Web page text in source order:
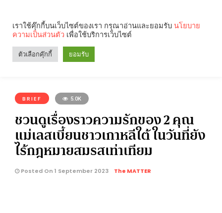
Search
BRIEF 5.0K
ชวนดูเรื่องราวความรักของ 2 คุณ
แม่เลสเบี้ยนชาวเกาหลีใต้ ในวันที่ยัง
ไร้กฎหมายสมรสเท่าเทียม
Posted On 1 September 2023 The MATTER
เราใช้คุ๊กกี้บนเว็บไซต์ของเรา กรุณาอ่านและยอมรับ นโยบาย
ความเป็นส่วนตัว เพื่อใช้บริการเว็บไซต์
ตัวเลือกคุ๊กกี้ ยอมรับ